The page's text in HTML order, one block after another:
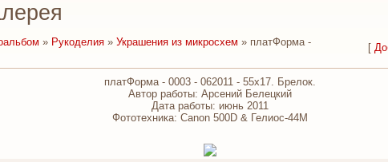
» Рукоделия » Украшения из микросхем » платФорма -
[
платФорма - 0003 - 062011 - 55х17. Брелок.
Автор работы: Арсений Белецкий
Дата работы: июнь 2011
Фототехника: Canon 500D & Гелиос-44М